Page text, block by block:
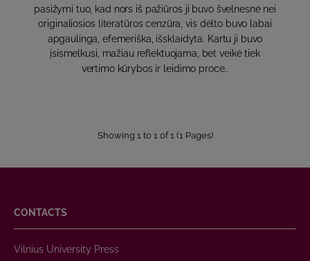
pasižymi tuo, kad nors iš pažiūros ji buvo švelnesnė nei
originaliosios literatūros cenzūra, vis dėlto buvo labai
apgaulinga, efemeriška, išsklaidyta. Kartu ji buvo
įsismelkusi, mažiau reflektuojama, bet veikė tiek
vertimo kūrybos ir leidimo proce..
Showing 1 to 1 of 1 (1 Pages)
CONTACTS
Vilnius University Press